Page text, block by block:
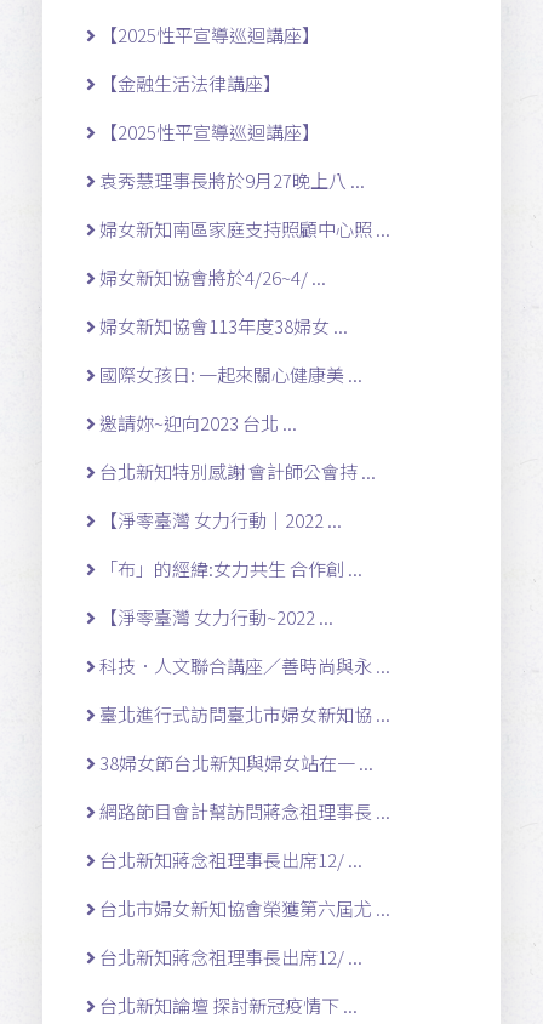
【2025性平宣導巡迴講座】
【金融生活法律講座】
【2025性平宣導巡迴講座】
袁秀慧理事長將於9月27晚上八 ...
婦女新知南區家庭支持照顧中心照 ...
婦女新知協會將於4/26~4/ ...
婦女新知協會113年度38婦女 ...
國際女孩日: 一起來關心健康美 ...
邀請妳~迎向2023 台北 ...
台北新知特別感謝 會計師公會持 ...
【淨零臺灣 女力行動｜2022 ...
「布」的經緯:女力共生 合作創 ...
【淨零臺灣 女力行動~2022 ...
科技．人文聯合講座／善時尚與永 ...
臺北進行式訪問臺北市婦女新知協 ...
38婦女節台北新知與婦女站在一 ...
網路節目會計幫訪問蔣念祖理事長 ...
台北新知蔣念祖理事長出席12/ ...
台北市婦女新知協會榮獲第六屆尤 ...
台北新知蔣念祖理事長出席12/ ...
台北新知論壇 探討新冠疫情下 ...